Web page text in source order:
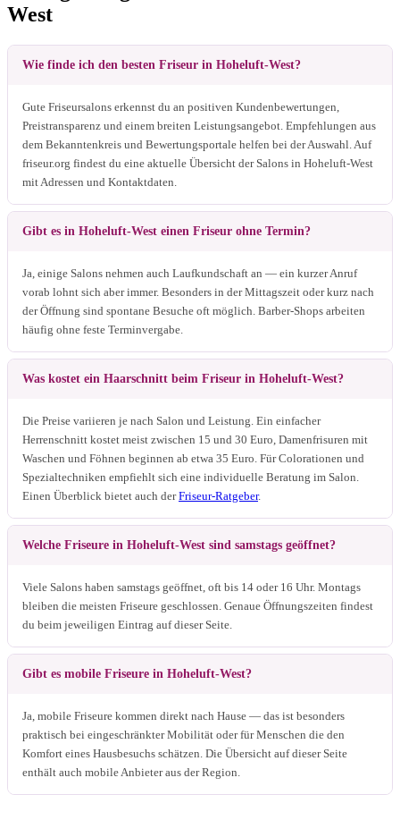
West
Wie finde ich den besten Friseur in Hoheluft-West?
Gute Friseursalons erkennst du an positiven Kundenbewertungen,
Preistransparenz und einem breiten Leistungsangebot. Empfehlungen aus
dem Bekanntenkreis und Bewertungsportale helfen bei der Auswahl. Auf
friseur.org findest du eine aktuelle Übersicht der Salons in Hoheluft-West
mit Adressen und Kontaktdaten.
Gibt es in Hoheluft-West einen Friseur ohne Termin?
Ja, einige Salons nehmen auch Laufkundschaft an — ein kurzer Anruf
vorab lohnt sich aber immer. Besonders in der Mittagszeit oder kurz nach
der Öffnung sind spontane Besuche oft möglich. Barber-Shops arbeiten
häufig ohne feste Terminvergabe.
Was kostet ein Haarschnitt beim Friseur in Hoheluft-West?
Die Preise variieren je nach Salon und Leistung. Ein einfacher
Herrenschnitt kostet meist zwischen 15 und 30 Euro, Damenfrisuren mit
Waschen und Föhnen beginnen ab etwa 35 Euro. Für Colorationen und
Spezialtechniken empfiehlt sich eine individuelle Beratung im Salon.
Einen Überblick bietet auch derFriseur-Ratgeber.
Welche Friseure in Hoheluft-West sind samstags geöffnet?
Viele Salons haben samstags geöffnet, oft bis 14 oder 16 Uhr. Montags
bleiben die meisten Friseure geschlossen. Genaue Öffnungszeiten findest
du beim jeweiligen Eintrag auf dieser Seite.
Gibt es mobile Friseure in Hoheluft-West?
Ja, mobile Friseure kommen direkt nach Hause — das ist besonders
praktisch bei eingeschränkter Mobilität oder für Menschen die den
Komfort eines Hausbesuchs schätzen. Die Übersicht auf dieser Seite
enthält auch mobile Anbieter aus der Region.